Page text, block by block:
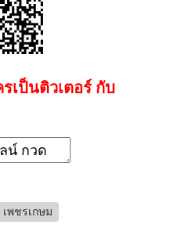
เป็นติวเตอร์ กับ
เพชรเกษม